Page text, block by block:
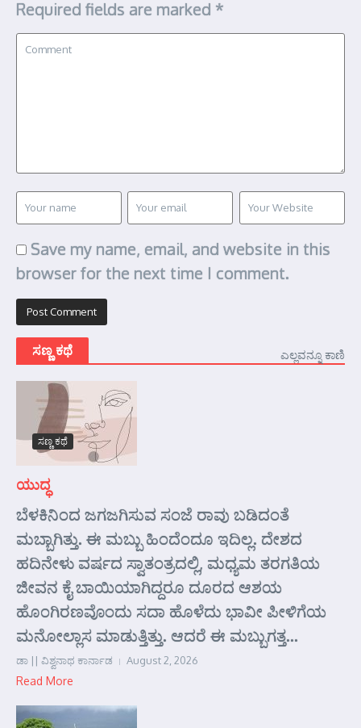
Required fields are marked *
Save my name, email, and website in this
browser for the next time I comment.
ಸಣ್ಣ ಕಥೆ ಎಲ್ಲವನ್ನೂ ಕಾಣಿ
ಸಣ್ಣ ಕಥೆ
ಯುದ್ಧ
ಬೆಳಕಿನಿಂದ ಜಗಜಗಿಸುವ ಸಂಜೆ ರಾವು ಬಡಿದಂತೆ
ಮಬ್ಬಾಗಿತ್ತು. ಈ ಮಬ್ಬು ಹಿಂದೆಂದೂ ಇದಿಲ್ಲ. ದೇಶದ
ಹದಿನೇಳು ವರ್ಷದ ಸ್ವಾತಂತ್ರದಲ್ಲಿ, ಮಧ್ಯಮ ತರಗತಿಯ
ಜೀವನ ಕೈ ಬಾಯಿಯಾಗಿದ್ದರೂ ದೂರದ ಆಶಯ
ಹೊಂಗಿರಣವೊಂದು ಸದಾ ಹೊಳೆದು ಭಾವೀ ಪೀಳಿಗೆಯ
ಮನೋಲ್ಲಾಸ ಮಾಡುತ್ತಿತ್ತು. ಆದರೆ ಈ ಮಬ್ಬುಗತ್ತ...
ಡಾ || ವಿಶ್ವನಾಥ ಕಾರ್ನಾಡ August 2, 2026
Read More